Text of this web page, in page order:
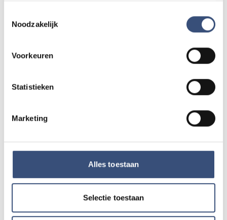
Noodzakelijk
Voorkeuren
Statistieken
Marketing
Alles toestaan
Selectie toestaan
AUG.
Hippie Beach Day markt bij Houten Kaap
AUG.
Concert met Oekraïense musici in
Alle events op de agenda →